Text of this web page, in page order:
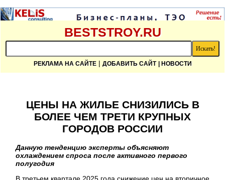
BESTSTROY.RU
РЕКЛАМА НА САЙТЕ| ДОБАВИТЬ САЙТ | НОВОСТИ
ЦЕНЫ НА ЖИЛЬЕ СНИЗИЛИСЬ В
БОЛЕЕ ЧЕМ ТРЕТИ КРУПНЫХ
ГОРОДОВ РОССИИ
Данную тенденцию эксперты объясняют
охлаждением спроса после активного первого
полугодия